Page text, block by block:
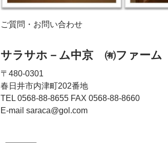
ご質問・お問い合わせ
サラサホ－ム中京 ㈲ファーム
〒480-0301
春日井市内津町202番地
TEL 0568-88-8655 FAX 0568-88-8660
E-mail saraca@gol.com